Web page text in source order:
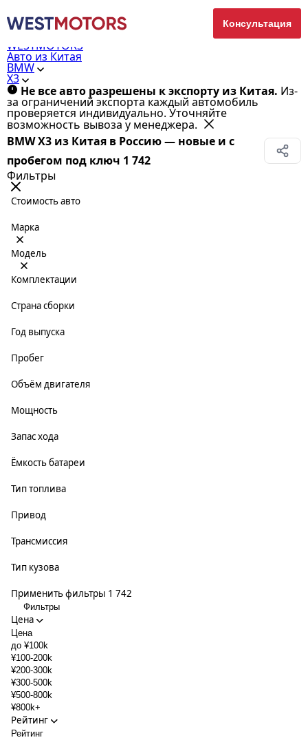
Консультация
WESTMOTORS
Авто из Китая
BMW
X3
Не все авто разрешены к экспорту из Китая. Из-
за ограничений экспорта каждый автомобиль
проверяется индивидуально. Уточняйте
возможность вывоза у менеджера.
BMW X3 из Китая в Россию — новые и с
пробегом под ключ 1 742
Фильтры
Стоимость авто
Марка
Модель
Комплектации
Страна сборки
Год выпуска
Пробег
Объём двигателя
Мощность
Запас хода
Ёмкость батареи
Тип топлива
Привод
Трансмиссия
Тип кузова
Применить фильтры 1 742
Фильтры
Цена
Цена
до ¥100k
¥100-200k
¥200-300k
¥300-500k
¥500-800k
¥800k+
Рейтинг
Рейтинг